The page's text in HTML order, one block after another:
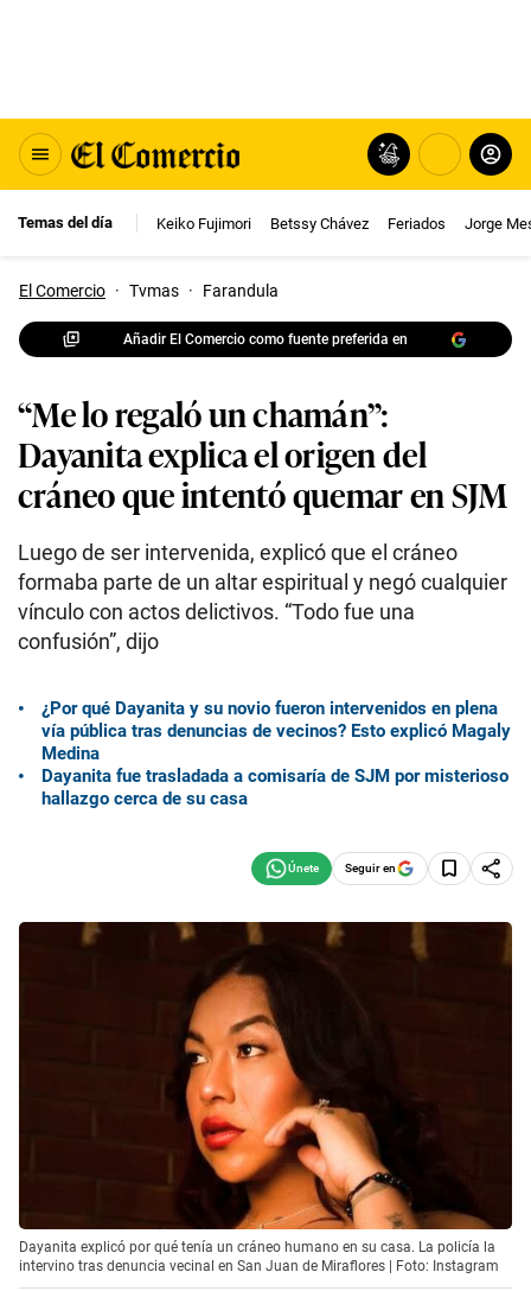
Temas del día Keiko Fujimori Betssy Chávez Feriados Jorge
El Comercio · Tvmas · Farandula
Añadir El Comercio como fuente preferida en
“Me lo regaló un chamán”:
Dayanita explica el origen del
cráneo que intentó quemar en SJM
Luego de ser intervenida, explicó que el cráneo
formaba parte de un altar espiritual y negó cualquier
vínculo con actos delictivos. “Todo fue una
confusión”, dijo
¿Por qué Dayanita y su novio fueron intervenidos en plena
vía pública tras denuncias de vecinos? Esto explicó Magaly
Medina
Dayanita fue trasladada a comisaría de SJM por misterioso
hallazgo cerca de su casa
Seguir en
Dayanita explicó por qué tenía un cráneo humano en su casa. La policía la
intervino tras denuncia vecinal en San Juan de Miraflores | Foto: Instagram